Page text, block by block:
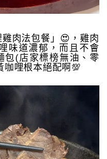
肉法包餐」😍，雞肉
味道濃郁，而且不會
包(店家標榜無油、零
咖哩根本絕配啊💯